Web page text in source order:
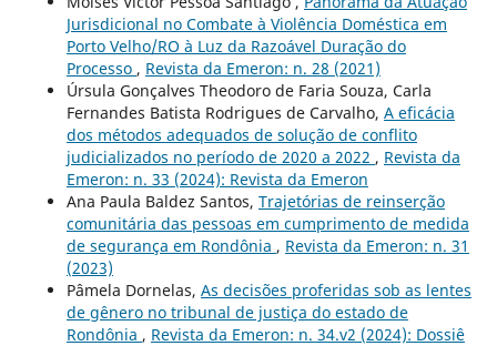
Jurisdicional no Combate à Violência Doméstica em
Porto Velho/RO à Luz da Razoável Duração do
Processo , Revista da Emeron: n. 28 (2021)
Úrsula Gonçalves Theodoro de Faria Souza, Carla
Fernandes Batista Rodrigues de Carvalho, A eficácia
dos métodos adequados de solução de conflito
judicializados no período de 2020 a 2022 , Revista da
Emeron: n. 33 (2024): Revista da Emeron
Ana Paula Baldez Santos, Trajetórias de reinserção
comunitária das pessoas em cumprimento de medida
de segurança em Rondônia , Revista da Emeron: n. 31
(2023)
Pâmela Dornelas, As decisões proferidas sob as lentes
de gênero no tribunal de justiça do estado de
Rondônia , Revista da Emeron: n. 34.v2 (2024): Dossiê